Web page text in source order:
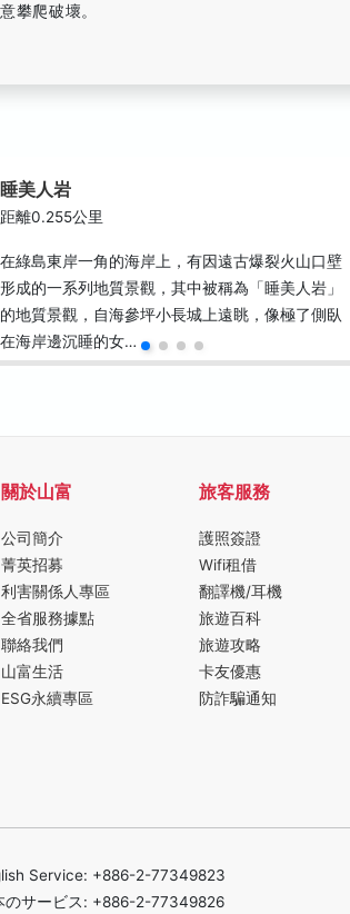
攀爬破壞。
睡美人岩
距離0.255公里
在綠島東岸一角的海岸上，有因遠古爆裂火山口壁
形成的一系列地質景觀，其中被稱為「睡美人岩」
的地質景觀，自海參坪小長城上遠眺，像極了側臥
在海岸邊沉睡的女…
關於山富
公司簡介
菁英招募
利害關係人專區
全省服務據點
聯絡我們
山富生活
ESG永續專區
旅客服務
護照簽證
Wifi租借
翻譯機/耳機
旅遊百科
旅遊攻略
卡友優惠
防詐騙通知
Service: +886-2-77349823
のサービス: +886-2-77349826